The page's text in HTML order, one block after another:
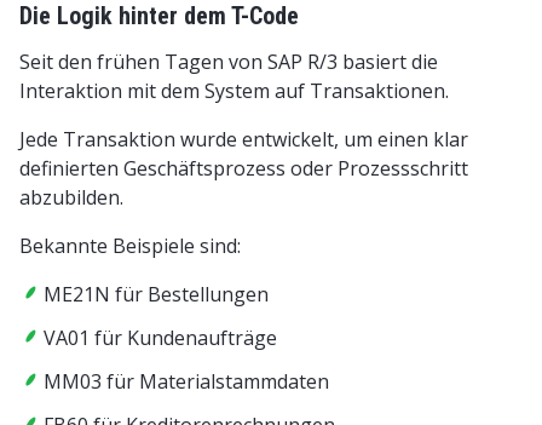
Die Logik hinter dem T-Code
Seit den frühen Tagen von SAP R/3 basiert die
Interaktion mit dem System auf Transaktionen.
Jede Transaktion wurde entwickelt, um einen klar
definierten Geschäftsprozess oder Prozessschritt
abzubilden.
Bekannte Beispiele sind:
ME21N für Bestellungen
VA01 für Kundenaufträge
MM03 für Materialstammdaten